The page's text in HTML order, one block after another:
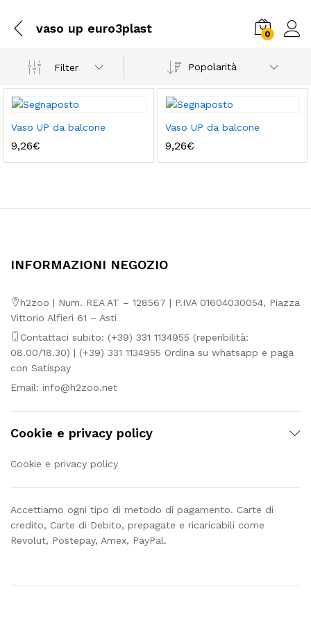
vaso up euro3plast 0
Filter Popolarità
Vaso UP da balcone
9,26€
Vaso UP da balcone
9,26€
INFORMAZIONI NEGOZIO
h2zoo | Num. REA AT – 128567 | P.IVA 01604030054, Piazza
Vittorio Alfieri 61 – Asti
Contattaci subito: (+39) 331 1134955 (reperibilità:
08.00/18.30) | (+39) 331 1134955 Ordina su whatsapp e paga
con Satispay
Email: info@h2zoo.net
Cookie e privacy policy
Cookie e privacy policy
Accettiamo ogni tipo di metodo di pagamento. Carte di
credito, Carte di Debito, prepagate e ricaricabili come
Revolut, Postepay, Amex, PayPal.